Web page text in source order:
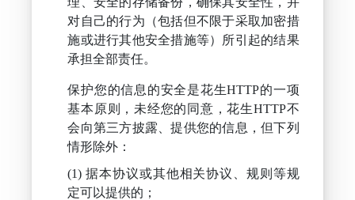
对自己的行为（包括但不限于采取加密措
施或进行其他安全措施等）所引起的结果
承担全部责任。
保护您的信息的安全是花生HTTP的一项
基本原则，未经您的同意，花生HTTP不
会向第三方披露、提供您的信息，但下列
情形除外：
据本协议或其他相关协议、规则等规
定可以提供的；